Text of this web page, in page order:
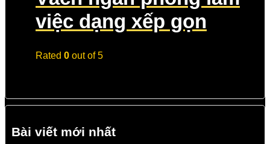
việc dạng xếp gọn
Rated 0 out of 5
Bài viết mới nhất